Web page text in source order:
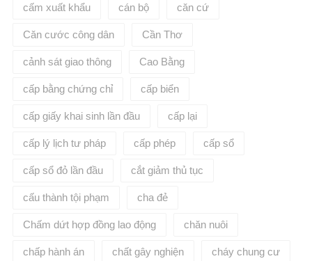
cấm xuất khẩu cán bộ căn cứ
Căn cước công dân Cần Thơ
cảnh sát giao thông Cao Bằng
cấp bằng chứng chỉ cấp biển
cấp giấy khai sinh lần đầu cấp lại
cấp lý lịch tư pháp cấp phép cấp sổ
cấp sổ đỏ lần đầu cắt giảm thủ tục
cấu thành tội phạm cha đẻ
Chấm dứt hợp đồng lao động chăn nuôi
chấp hành án chất gây nghiện cháy chung cư